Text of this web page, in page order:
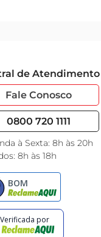
de Atendimento
Fale Conosco
0800 720 1111
à Sexta: 8h às 20h
8h às 18h